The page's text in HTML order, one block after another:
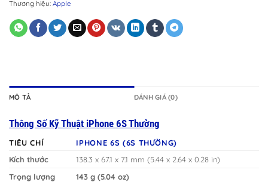
Thương hiệu: Apple
MÔ TẢ ĐÁNH GIÁ (0)
Thông Số Kỹ Thuật iPhone 6S Thường
TIÊU CHÍ
IPHONE 6S (6S THƯỜNG)
Kích thước
138.3 x 67.1 x 7.1 mm (5.44 x 2.64 x 0.28 in)
Trọng lượng
143 g (5.04 oz)